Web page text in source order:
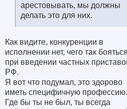
арестовывать, мы должны
делать это для них.
Как видите, конкуренции в
исполнении нет, чего так
при введении частных
РФ.
Я вот что подумал, это здорово
иметь специфичную профессию.
Где бы ты не был, ты всегда